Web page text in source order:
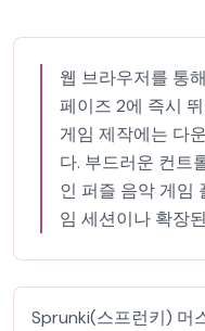
웹 브라우저를 통
페이즈 2에 즉시
게임 제작에는 다
다. 부드러운 컨트
인 퍼즐 음악 게임
임 세션이나 확장
Sprunki(스프런키) 머